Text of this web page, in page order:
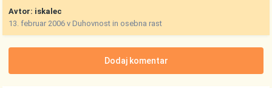
Avtor: iskalec
13. februar 2006 vDuhovnost in osebna rast
Dodaj komentar